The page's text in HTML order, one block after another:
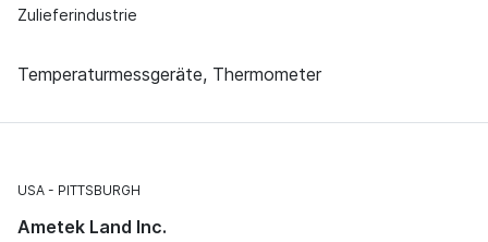
Zulieferindustrie
Temperaturmessgeräte, Thermometer
USA PITTSBURGH
Ametek Land Inc.